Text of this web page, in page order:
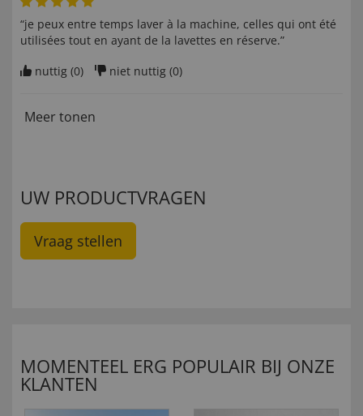
“je peux entre temps laver à la machine, celles qui ont été
utilisées tout en ayant de la lavettes en réserve.”
nuttig (0) niet nuttig (0)
Meer tonen
UW PRODUCTVRAGEN
Vraag stellen
MOMENTEEL ERG POPULAIR BIJ ONZE
KLANTEN